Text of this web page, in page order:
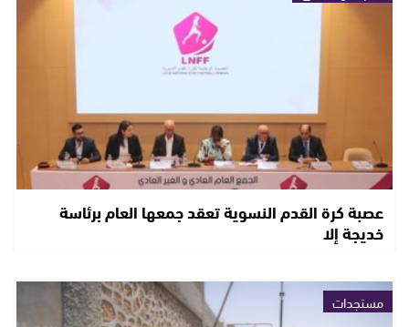
عصبة كرة القدم النسوية تعقد جمعها العام برئاسة
خديجة إلا
مستجدات